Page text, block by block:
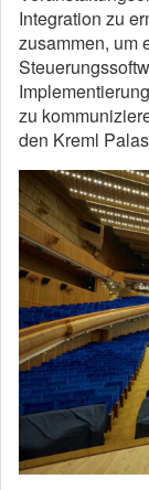
Integration zu
zusammen, um
zu
den Kreml